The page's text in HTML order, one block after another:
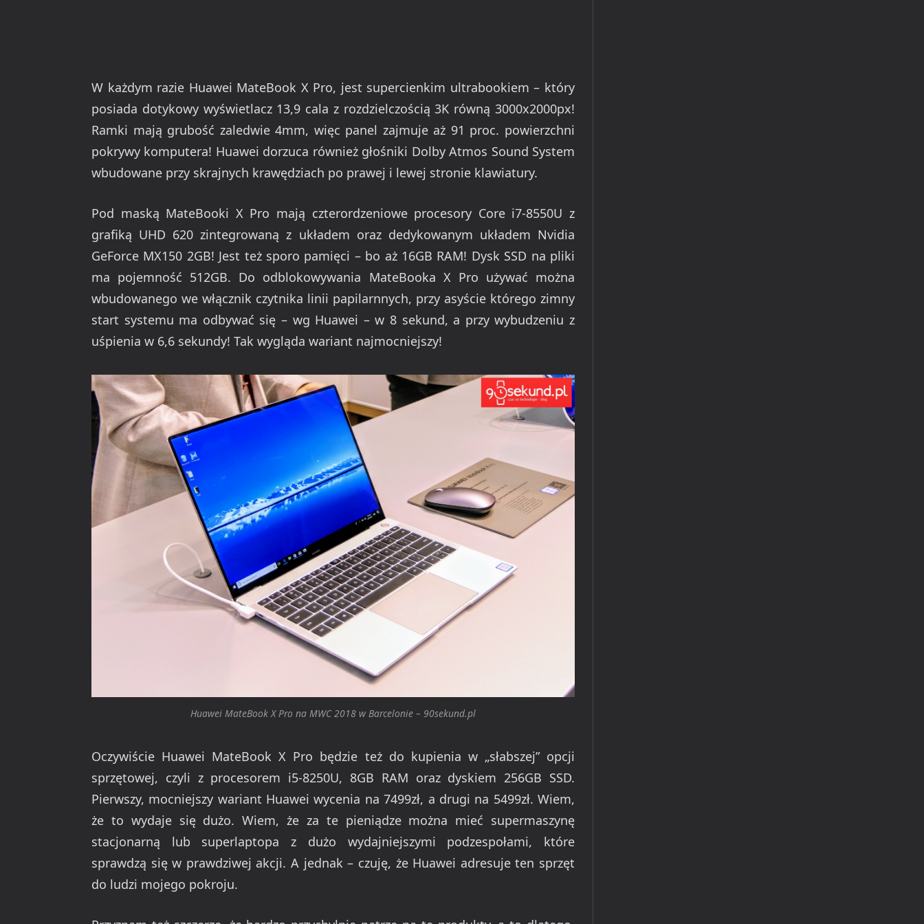
W każdym razie Huawei MateBook X Pro, jest supercienkim ultrabookiem – który
posiada dotykowy wyświetlacz 13,9 cala z rozdzielczością 3K równą 3000x2000px!
Ramki mają grubość zaledwie 4mm, więc panel zajmuje aż 91 proc. powierzchni
pokrywy komputera! Huawei dorzuca również głośniki Dolby Atmos Sound System
wbudowane przy skrajnych krawędziach po prawej i lewej stronie klawiatury.
Pod maską MateBooki X Pro mają czterordzeniowe procesory Core i7-8550U z
grafiką UHD 620 zintegrowaną z układem oraz dedykowanym układem Nvidia
GeForce MX150 2GB! Jest też sporo pamięci – bo aż 16GB RAM! Dysk SSD na pliki
ma pojemność 512GB. Do odblokowywania MateBooka X Pro używać można
wbudowanego we włącznik czytnika linii papilarnnych, przy asyście którego zimny
start systemu ma odbywać się – wg Huawei – w 8 sekund, a przy wybudzeniu z
uśpienia w 6,6 sekundy! Tak wygląda wariant najmocniejszy!
Huawei MateBook X Pro na MWC 2018 w Barcelonie – 90sekund.pl
Oczywiście Huawei MateBook X Pro będzie też do kupienia w „słabszej” opcji
sprzętowej, czyli z procesorem i5-8250U, 8GB RAM oraz dyskiem 256GB SSD.
Pierwszy, mocniejszy wariant Huawei wycenia na 7499zł, a drugi na 5499zł. Wiem,
że to wydaje się dużo. Wiem, że za te pieniądze można mieć supermaszynę
stacjonarną lub superlaptopa z dużo wydajniejszymi podzespołami, które
sprawdzą się w prawdziwej akcji. A jednak – czuję, że Huawei adresuje ten sprzęt
do ludzi mojego pokroju.